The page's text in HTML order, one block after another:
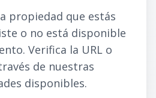
propiedad que estás
o no está disponible
Verifica la URL o
de nuestras
disponibles.